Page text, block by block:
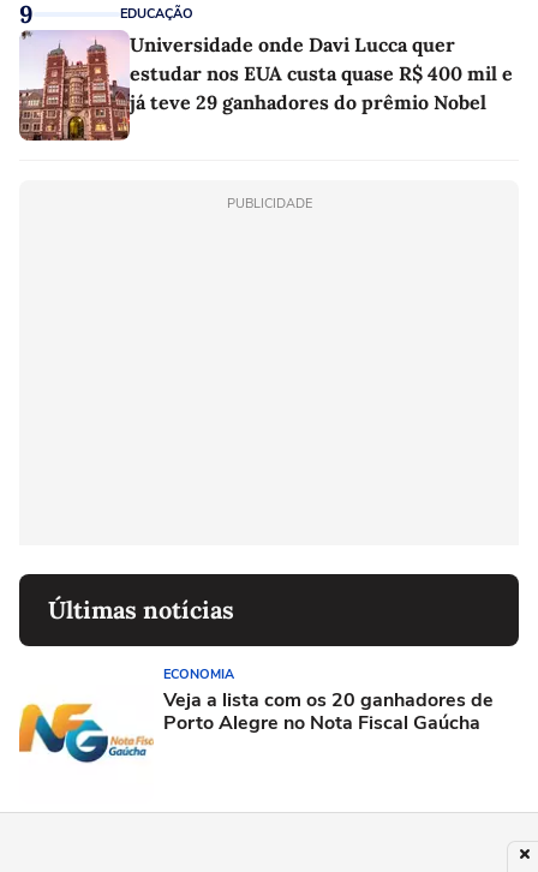
9 EDUCAÇÃO
Universidade onde Davi Lucca quer
estudar nos EUA custa quase R$ 400 mil e
já teve 29 ganhadores do prêmio Nobel
PUBLICIDADE
Últimas notícias
ECONOMIA
Veja a lista com os 20 ganhadores de
Porto Alegre no Nota Fiscal Gaúcha